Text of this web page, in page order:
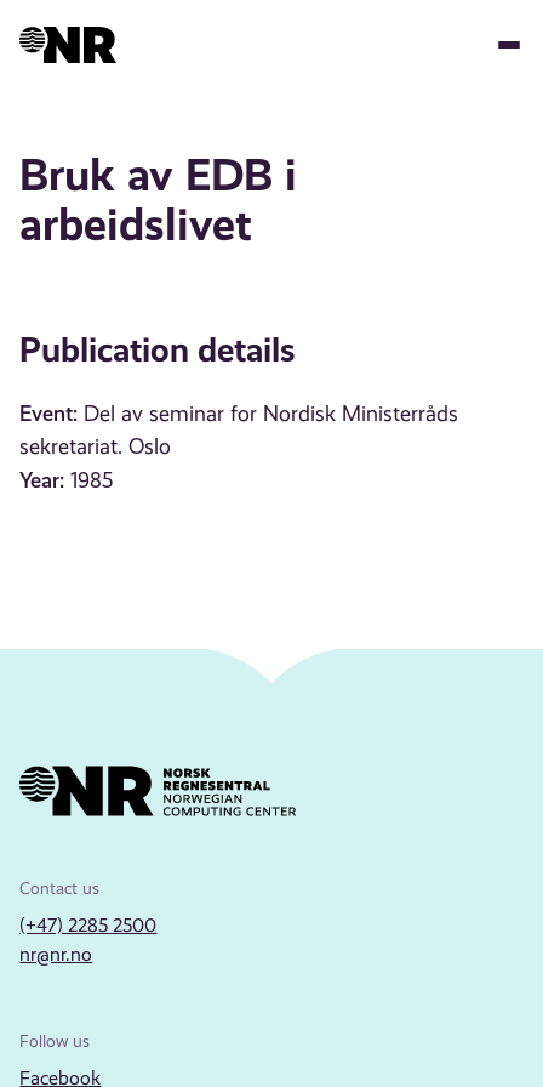
Bruk av EDB i
arbeidslivet
Publication details
Event: Del av seminar for Nordisk Ministerråds
sekretariat. Oslo
Year: 1985
Contact us
(+47) 2285 2500
nr@nr.no
Follow us
Facebook